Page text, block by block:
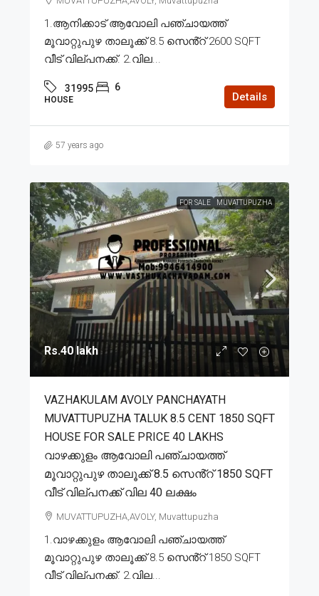
1.ആനിക്കാട് ആവോലി പഞ്ചായത്ത്
മൂവാറ്റുപുഴ താലൂക്ക് 8.5 സെൻ്റ് 2600 SQFT
വീട് വില്പനക്ക്. 2.വില...
31995 6
HOUSE Details
57 years ago
FOR SALE MUVATTUPUZHA
Rs.40 lakh
VAZHAKULAM AVOLY PANCHAYATH
MUVATTUPUZHA TALUK 8.5 CENT 1850 SQFT
HOUSE FOR SALE PRICE 40 LAKHS
വാഴക്കുളം ആവോലി പഞ്ചായത്ത്
മൂവാറ്റുപുഴ താലൂക്ക് 8.5 സെൻ്റ് 1850 SQFT
വീട് വില്പനക്ക് വില 40 ലക്ഷം
MUVATTUPUZHA,AVOLY, Muvattupuzha
1.വാഴക്കുളം ആവോലി പഞ്ചായത്ത്
മൂവാറ്റുപുഴ താലൂക്ക് 8.5 സെൻ്റ് 1850 SQFT
വീട് വില്പനക്ക്. 2.വില...